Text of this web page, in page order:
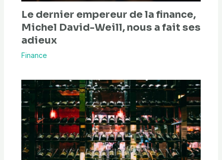
Le dernier empereur de la finance,
Michel David-Weill, nous a fait ses
adieux
Finance